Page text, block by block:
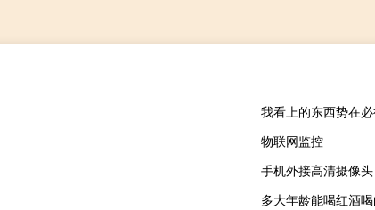
我看上的东西势在
物联网监控
手机外接高清摄像头
多大年龄能喝红酒